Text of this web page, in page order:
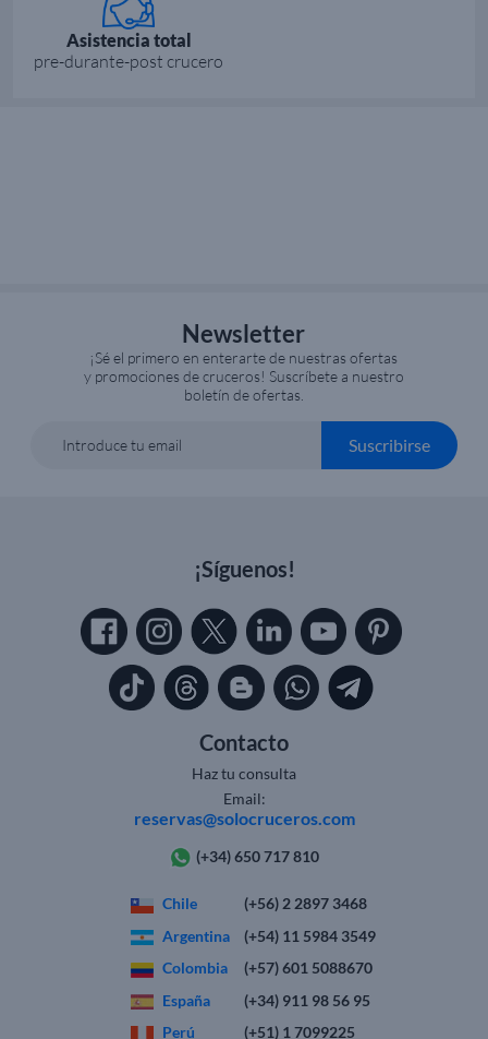
Asistencia total
pre-durante-post crucero
Newsletter
¡Sé el primero en enterarte de nuestras ofertas
y promociones de cruceros! Suscríbete a nuestro
boletín de ofertas.
Introduce tu email Suscribirse
¡Síguenos!
Contacto
Haz tu consulta
Email:
reservas@solocruceros.com
(+34) 650 717 810
Chile
(+56) 2 2897 3468
Argentina
(+54) 11 5984 3549
Colombia
(+57) 601 5088670
España
(+34) 911 98 56 95
Perú
(+51) 1 7099225